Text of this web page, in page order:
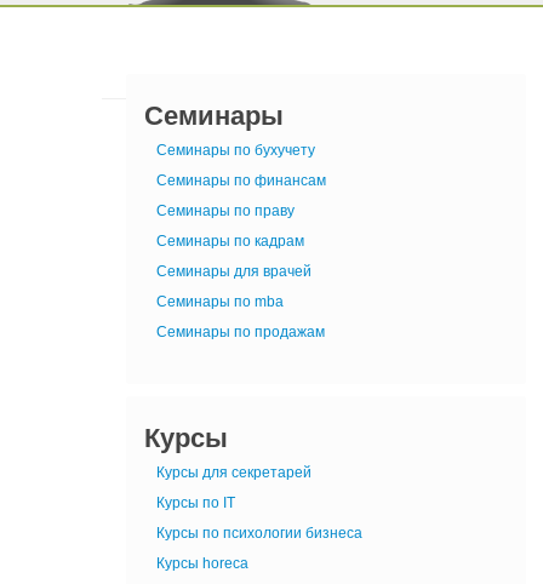
Семинары
Семинары по бухучету
Семинары по финансам
Семинары по праву
Семинары по кадрам
Семинары для врачей
Семинары по mba
Семинары по продажам
Курсы
Курсы для секретарей
Курсы по IT
Курсы по психологии бизнеса
Курсы horeca